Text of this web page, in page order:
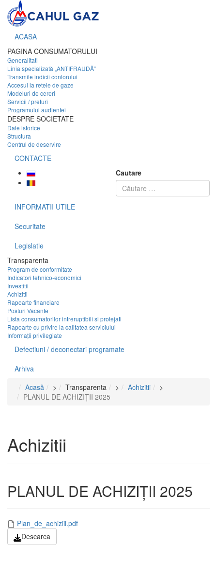
ACASA
PAGINA CONSUMATORULUI
Generalitati
Linia specializată „ANTIFRAUDĂ”
Transmite indicii contorului
Accesul la retele de gaze
Modeluri de cereri
Servicii / preturi
Programului audientei
DESPRE SOCIETATE
Date istorice
Structura
Centrul de deservire
CONTACTE
Cautare
INFORMATII UTILE
Securitate
Legislatie
Transparenta
Program de conformitate
Indicatori tehnico-economici
Investitii
Achizitii
Rapoarte financiare
Posturi Vacante
Lista consumatorilor intreruptibili si protejati
Rapoarte cu privire la calitatea serviciului
Informații privilegiate
Defectiuni / deconectari programate
Arhiva
Acasă
> Transparenta > Achizitii
>
PLANUL DE ACHIZIȚII 2025
Achizitii
PLANUL DE ACHIZIȚII 2025
Plan_de_achiziii.pdf
Descarca